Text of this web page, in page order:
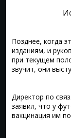
Позднее, когда
изданиям, и
при текущем
звучит, они
Директор по
заявил, что у
вакцинация им